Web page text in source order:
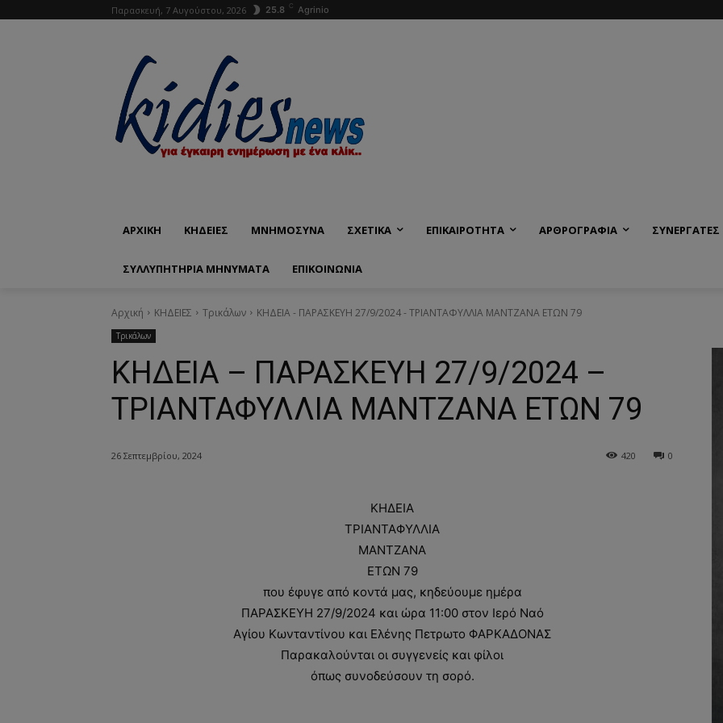
Παρασκευή, 7 Αυγούστου, 2026 25.8 C Agrinio
ΑΡΧΙΚΗ ΚΗΔΕΙΕΣ ΜΝΗΜΟΣΥΝΑ ΣΧΕΤΙΚΑ ΕΠΙΚΑΙΡΟΤΗΤΑ ΑΡΘΡΟΓΡΑΦΙΑ ΣΥΝΕΡΓΑΤΕΣ
ΣΥΛΛΥΠΗΤΗΡΙΑ ΜΗΝΥΜΑΤΑ ΕΠΙΚΟΙΝΩΝΊΑ
Αρχική ΚΗΔΕΙΕΣ Τρικάλων ΚΗΔΕΙΑ - ΠΑΡΑΣΚΕΥΗ 27/9/2024 - ΤΡΙΑΝΤΑΦΥΛΛΙΑ ΜΑΝΤΖΑΝΑ ΕΤΩΝ 79
Τρικάλων
ΚΗΔΕΙΑ – ΠΑΡΑΣΚΕΥΗ 27/9/2024 –
ΤΡΙΑΝΤΑΦΥΛΛΙΑ ΜΑΝΤΖΑΝΑ ΕΤΩΝ 79
26 Σεπτεμβρίου, 2024 0
420
ΚΗΔΕΙΑ
ΤΡΙΑΝΤΑΦΥΛΛΙΑ
ΜΑΝΤΖΑΝΑ
ΕΤΩΝ 79
που έφυγε από κοντά μας, κηδεύουμε ημέρα
ΠΑΡΑΣΚΕΥΗ 27/9/2024 και ώρα 11:00 στον Ιερό Ναό
Αγίου Κωνταντίνου και Ελένης Πετρωτο ΦΑΡΚΑΔΟΝΑΣ
Παρακαλούνται οι συγγενείς και φίλοι
όπως συνοδεύσουν τη σορό.